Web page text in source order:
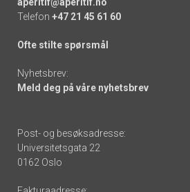
Telefon +47 21 45 61 60
Ofte stilte spørsmål
Nyhetsbrev:
Meld deg på våre nyhetsbrev
Post- og besøksadresse:
Universitetsgata 22
0162 Oslo